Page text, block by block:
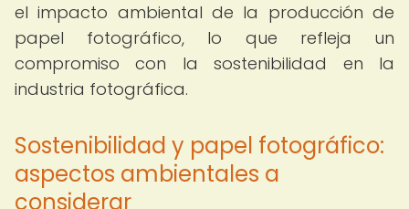
el impacto ambiental de la producción de
papel fotográfico, lo que refleja un
compromiso con la sostenibilidad en la
industria fotográfica.
Sostenibilidad y papel fotográfico:
aspectos ambientales a
considerar